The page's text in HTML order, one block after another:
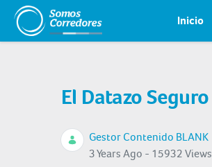
Inicio
El Datazo Seguro
Gestor Contenido BLANK
3 Years Ago - 15932 Views